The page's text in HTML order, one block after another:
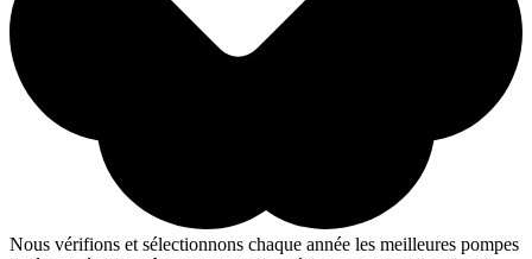
Nous vérifions et sélectionnons chaque année les meilleures pompes